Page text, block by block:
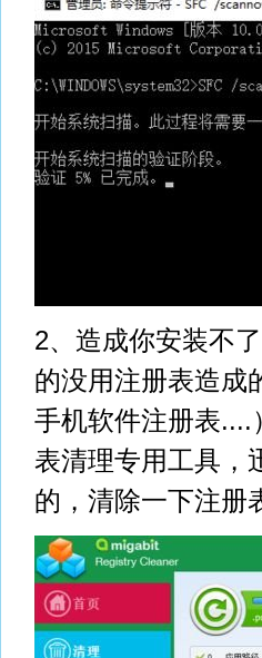
2、造成你安装不
的没用注册表造成
手机软件注册表....
表清理专用工具，
的，清除一下注册